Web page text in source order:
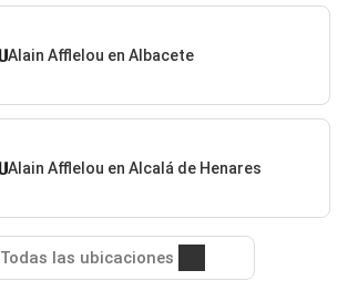
Alain Afflelou en Albacete
Alain Afflelou en Alcalá de Henares
Todas las ubicaciones